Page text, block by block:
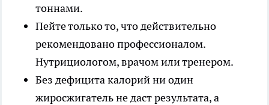
тоннами.
Пейте только то, что действительно
рекомендовано профессионалом.
Нутрициологом, врачом или тренером.
Без дефицита калорий ни один
жиросжигатель не даст результата, а